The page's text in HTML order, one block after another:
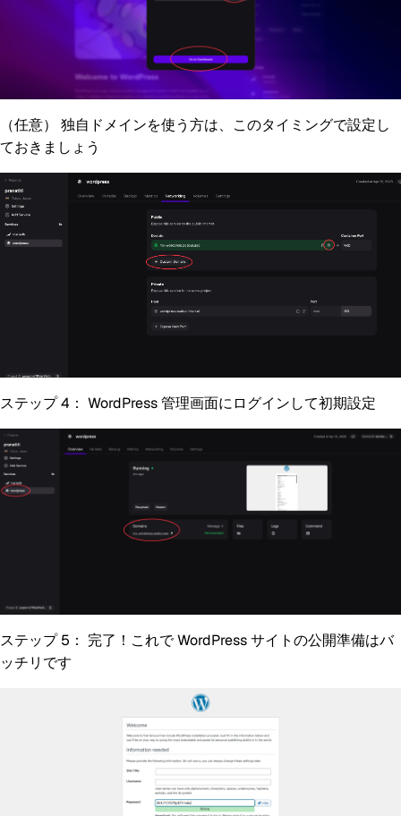
（任意）
独自ドメインを使う方は、このタイミングで設定し
ておきましょう
ステップ 4： WordPress 管理画面にログインして初期設定
ステップ 5： 完了！これで WordPress サイトの公開準備はバ
ッチリです